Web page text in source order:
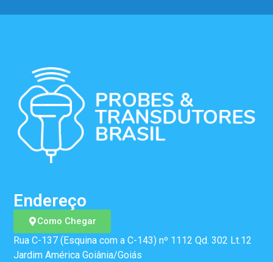
Como Chegar
Rua C-137 (Esquina com a C-143) nº 1112 Qd. 302 Lt.12
Jardim América Goiânia/Goiás
Endereço